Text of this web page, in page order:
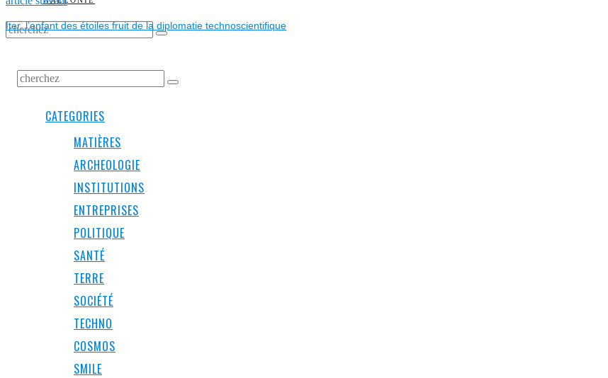
L’ARTICLE
Iter, l’enfant des étoiles fruit de la diplomatie technoscientifique
CATEGORIES
MATIÈRES
ARCHEOLOGIE
INSTITUTIONS
ENTREPRISES
POLITIQUE
SANTÉ
TERRE
SOCIÉTÉ
TECHNO
COSMOS
SMILE